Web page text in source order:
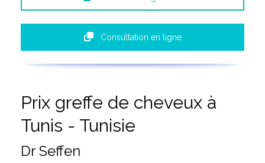
Consultation en ligne
Prix greffe de cheveux à
Tunis - Tunisie
Dr Seffen